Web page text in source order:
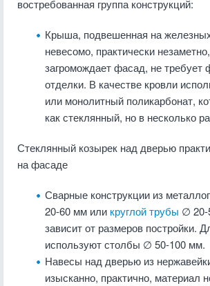
востребованная группа конструкций:
Крыша, подвешенная на
невесомо, практически
загромождает фасад, не требует
отделки. В качестве кровли
или монолитный поликарбонат,
как стеклянный, но в несколько
Стеклянный козырек над дверью
на фасаде
Сварные конструкции из
20-60 мм или круглой трубы ∅ 20-
зависит от размеров постройки.
используют столбы ∅ 50-100 мм.
Навесы над дверью из
изысканно, практично, материал